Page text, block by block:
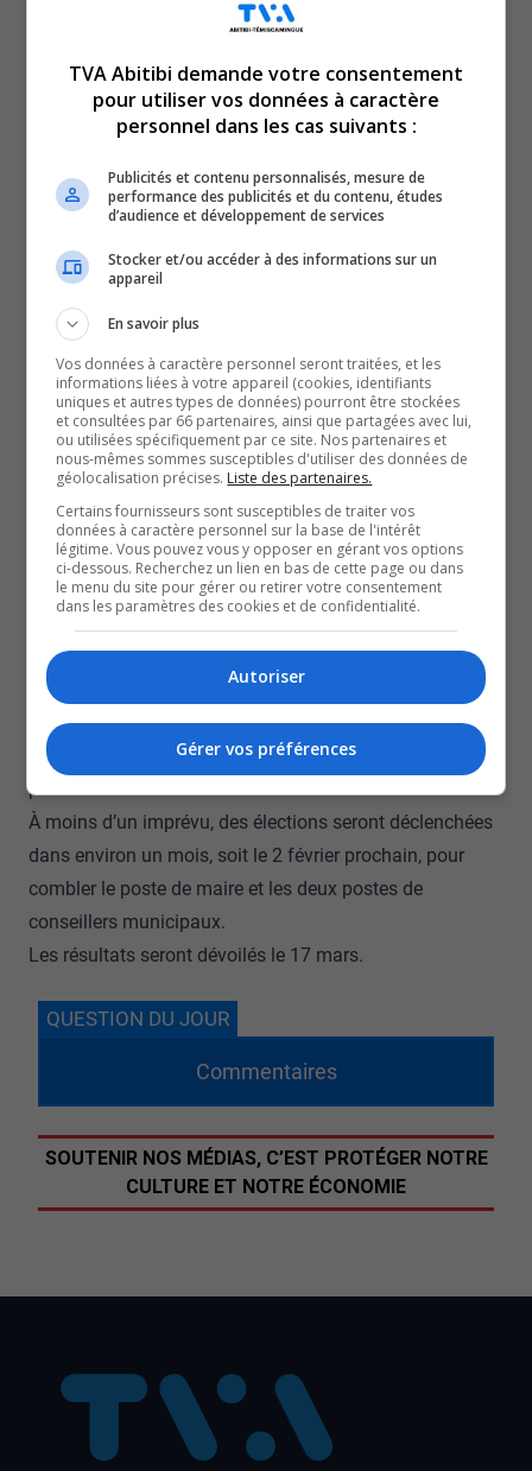
raisons personnelles et
familiales, selon Alain
Letarte, directeur général
par intérim à la Ville de
Macamic.
Pour l’instant, le conseiller Ghislain Brunet est en poste
comme maire suppléant.
Selon Alain Letarte, la démission de l’ancienne mairesse
a engendré quelques ajustements, mais assure qu’il y a
assez d’employés pour continuer à opérer.
Le directeur général par intérim est confiant d’avoir des
candidats compétents durant les élections.
De plus, les dossiers importants ne seront pas délaissés.
De son côté, l’ancienne mairesse, Lina Lafrenière, croit
également que l’équipe va pouvoir remonter la pente
malgré les défis.
Même avec le manque de personnel important, madame
Lafrenière ne compte pas se représenter pour les
prochaines élections.
À moins d’un imprévu, des élections seront déclenchées
dans environ un mois, soit le 2 février prochain, pour
combler le poste de maire et les deux postes de
conseillers municipaux.
Les résultats seront dévoilés le 17 mars.
QUESTION DU JOUR
Commentaires
SOUTENIR NOS MÉDIAS, C’EST PROTÉGER NOTRE
CULTURE ET NOTRE ÉCONOMIE
TVA Abitibi demande votre consentement
pour utiliser vos données à caractère
personnel dans les cas suivants :
Publicités et contenu personnalisés, mesure de
performance des publicités et du contenu, études
d’audience et développement de services
Stocker et/ou accéder à des informations sur un
appareil
En savoir plus
Vos données à caractère personnel seront traitées, et les
informations liées à votre appareil (cookies, identifiants
uniques et autres types de données) pourront être stockées
et consultées par 66 partenaires, ainsi que partagées avec lui,
ou utilisées spécifiquement par ce site. Nos partenaires et
nous-mêmes sommes susceptibles d'utiliser des données de
géolocalisation précises. Liste des partenaires.
Certains fournisseurs sont susceptibles de traiter vos
données à caractère personnel sur la base de l'intérêt
légitime. Vous pouvez vous y opposer en gérant vos options
ci-dessous. Recherchez un lien en bas de cette page ou dans
le menu du site pour gérer ou retirer votre consentement
dans les paramètres des cookies et de confidentialité.
Autoriser
Gérer vos préférences